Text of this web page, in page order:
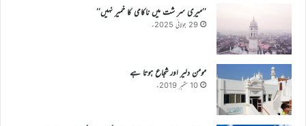
’’میری سر شت میں ناکامی کا خمیر نہیں‘‘
29 جولائی 2025ء
مومن دلیر اور شجاع ہوتا ہے
10 ستمبر 2019ء